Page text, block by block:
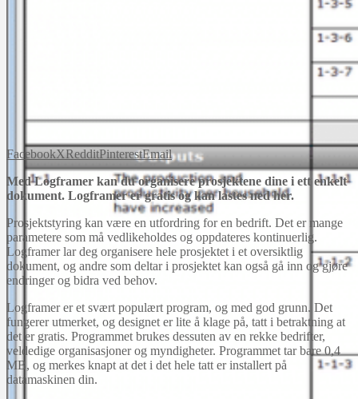
FacebookXRedditPinterestEmail
Med Logframer kan du organisere prosjektene dine i ett enkelt
dokument. Logframer er gratis og kan lastes ned her.
Prosjektstyring kan være en utfordring for en bedrift. Det er mange
parametere som må vedlikeholdes og oppdateres kontinuerlig.
Logframer lar deg organisere hele prosjektet i et oversiktlig
dokument, og andre som deltar i prosjektet kan også gå inn og gjøre
endringer og bidra ved behov.
Logframer er et svært populært program, og med god grunn. Det
fungerer utmerket, og designet er lite å klage på, tatt i betraktning at
det er gratis. Programmet brukes dessuten av en rekke bedrifter,
veldedige organisasjoner og myndigheter. Programmet tar bare 0,4
MB, og merkes knapt at det i det hele tatt er installert på
datamaskinen din.